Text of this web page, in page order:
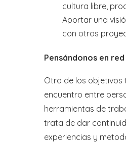
cultura libre,
Aportar una
con otros
Pensándonos en red
Otro de los objetivos
encuentro entre
herramientas de
trata de dar
experiencias y